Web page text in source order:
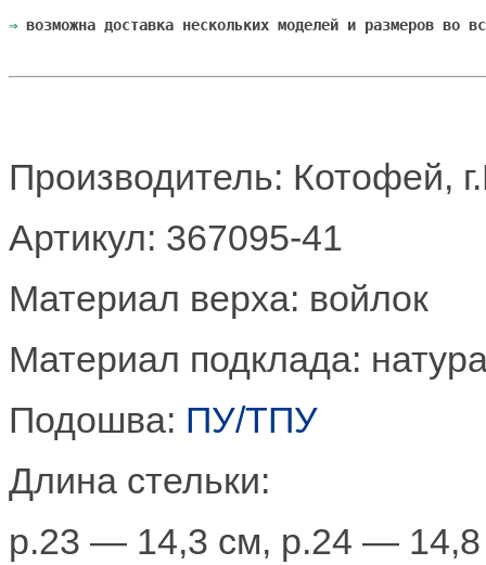
⇒ возможна доставка нескольких моделей и размеров во
Производитель: Котофей,
Артикул: 367095-41
Материал верха: войлок
Материал подклада:
Подошва: ПУ/ТПУ
Длина стельки:
р.23 — 14,3 см, р.24 —